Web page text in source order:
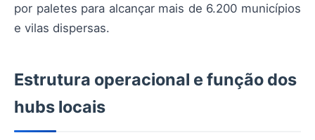
por paletes para alcançar mais de 6.200 municípios
e vilas dispersas.
Estrutura operacional e função dos
hubs locais